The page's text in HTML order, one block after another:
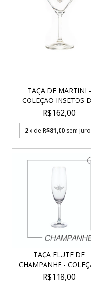
TAÇA DE MARTINI -
COLEÇÃO INSETOS
SOR...
R$162,00
2x de R$81,00 sem
TAÇA FLUTE DE
CHAMPANHE -
INSETO...
R$118,00